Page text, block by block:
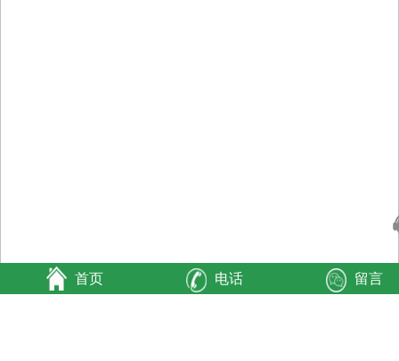
首页 电话 留言